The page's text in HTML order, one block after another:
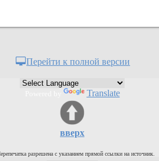
Перейти к полной версии
Translate
вверх
разрешена с указанием прямой ссылки на источник.